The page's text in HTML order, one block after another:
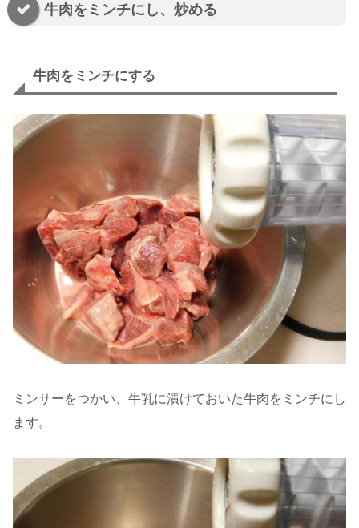
牛肉をミンチにし、炒める
牛肉をミンチにする
ミンサーをつかい、牛乳に漬けておいた牛肉をミンチにし
ます。